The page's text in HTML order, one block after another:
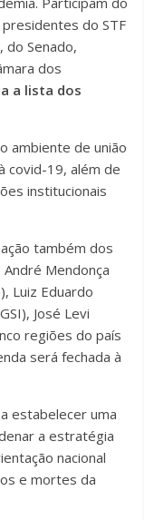
do STF
do Senado,
dos
a lista dos
ambiente de união
covid-19, além de
institucionais
também dos
Mendonça
Luiz Eduardo
José Levi
regiões do país
será fechada à
estabelecer uma
a estratégia
nacional
e mortes da